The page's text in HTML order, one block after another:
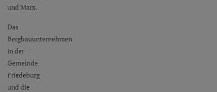
und Marx.
Das
Bergbauunternehmen
in der
Gemeinde
Friedeburg
und die